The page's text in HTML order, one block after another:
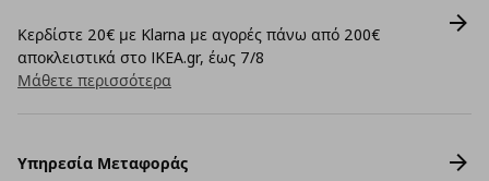
Κερδίστε 20€ με Klarna με αγορές πάνω από 200€
αποκλειστικά στο IKEA.gr, έως 7/8
Μάθετε περισσότερα
Υπηρεσία Μεταφοράς